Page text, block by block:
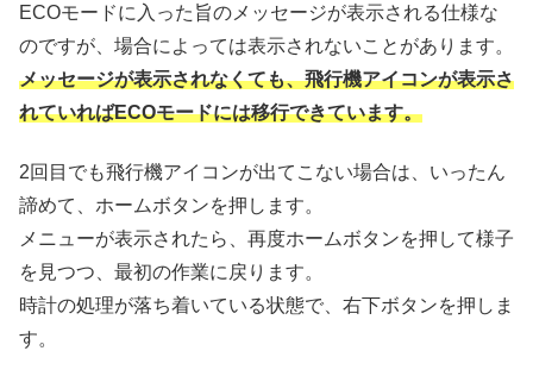
ECOモードに入った旨のメッセージが表示される仕様な
のですが、場合によっては表示されないことがあります。
メッセージが表示されなくても、飛行機アイコンが表示さ
れていればECOモードには移行できています。
2回目でも飛行機アイコンが出てこない場合は、いったん
諦めて、ホームボタンを押します。
メニューが表示されたら、再度ホームボタンを押して様子
を見つつ、最初の作業に戻ります。
時計の処理が落ち着いている状態で、右下ボタンを押しま
す。